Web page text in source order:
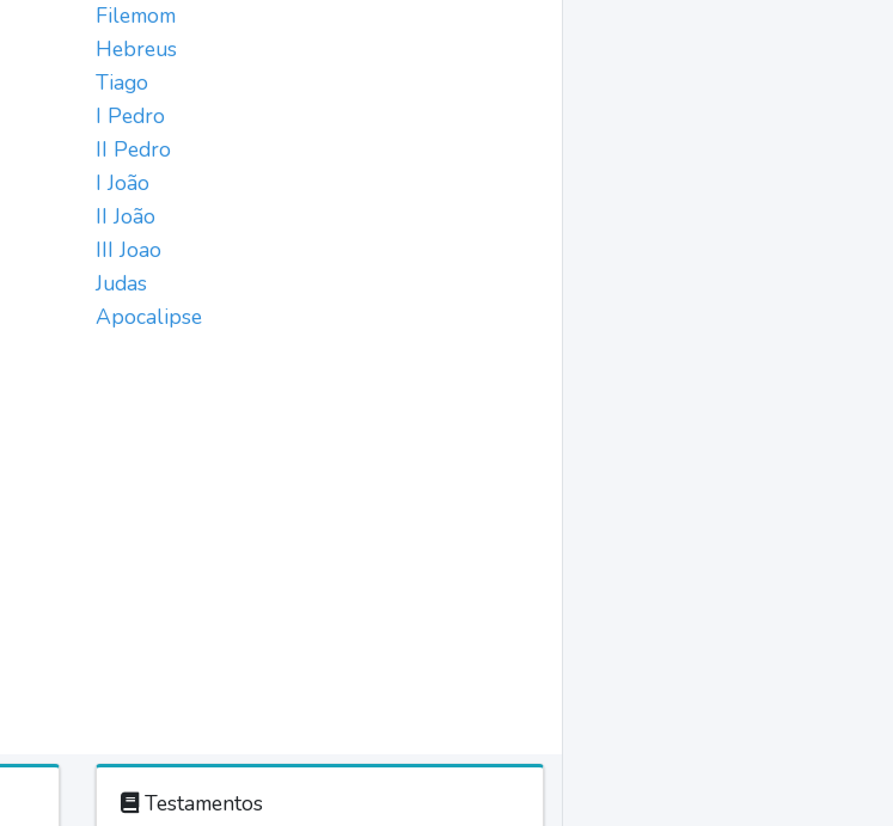
Filemom
Hebreus
Tiago
I Pedro
II Pedro
I João
II João
III Joao
Judas
Apocalipse
Testamentos